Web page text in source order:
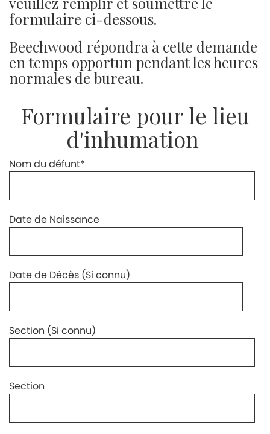
formulaire ci-dessous.
Beechwood répondra à cette demande
en temps opportun pendant les heures
normales de bureau.
Formulaire pour le lieu
d'inhumation
Nom du défunt*
Date de Naissance
Date de Décès (Si connu)
Section (Si connu)
Section